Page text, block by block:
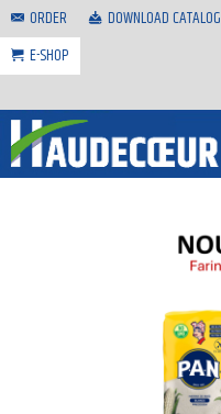
ORDER DOWNLOAD CATALOG
E-SHOP